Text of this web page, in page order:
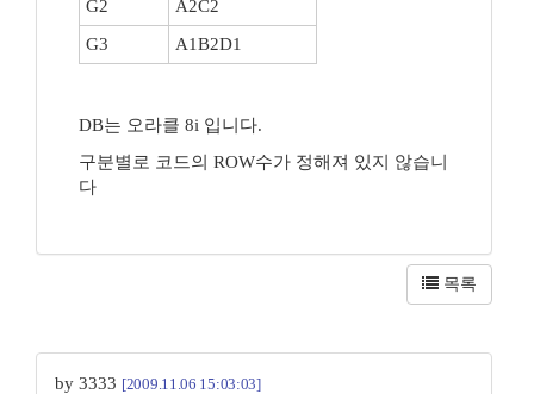
G2
A2C2
G3
A1B2D1
DB는 오라클 8i 입니다.
구분별로 코드의 ROW수가 정해져 있지 않습니
다
목록
by 3333 [2009.11.06 15:03:03]